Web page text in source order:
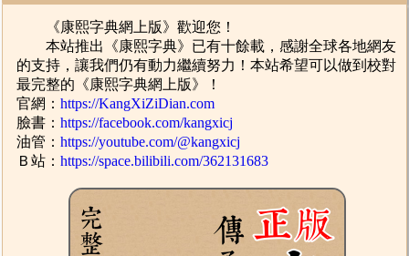
《康熙字典網上版》歡迎您！
本站推出《康熙字典》已有十餘載，感謝全球各地網友
的支持，讓我們仍有動力繼續努力！本站希望可以做到校對
最完整的《康熙字典網上版》！
官網：https://KangXiZiDian.com
臉書：https://facebook.com/kangxicj
油管：https://youtube.com/@kangxicj
Ｂ站：https://space.bilibili.com/362131683